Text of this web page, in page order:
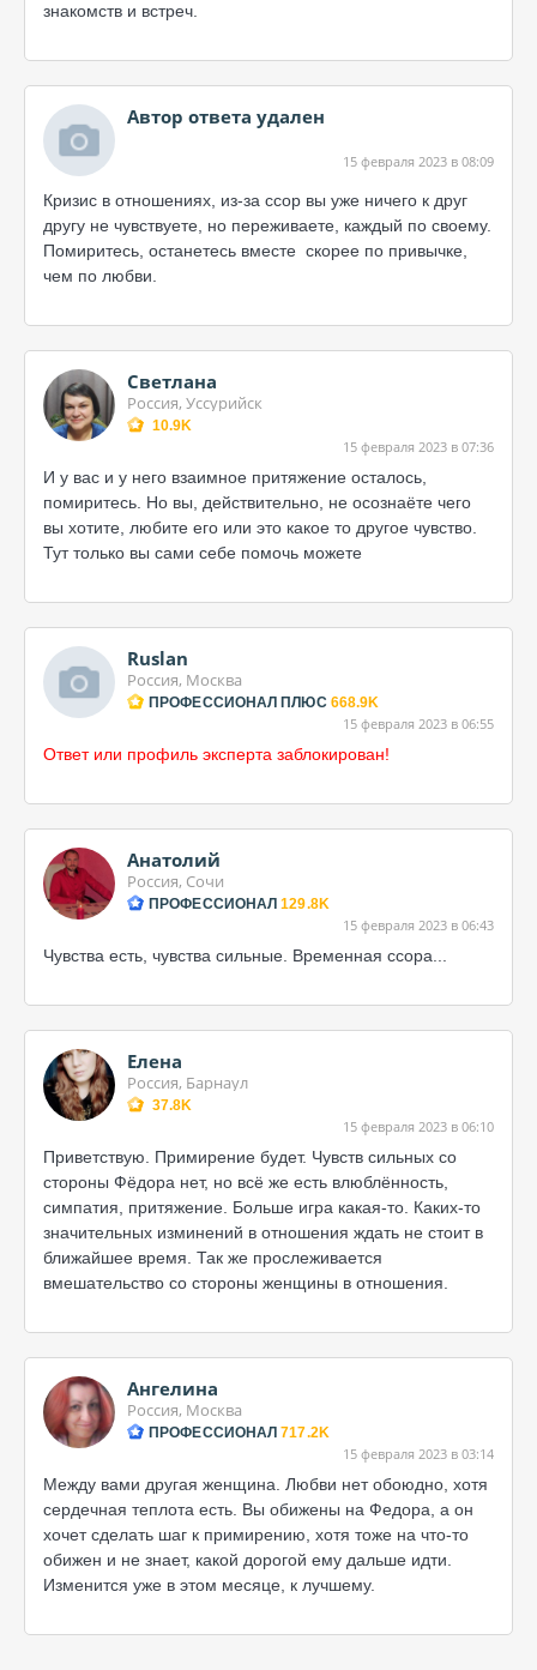
знакомств и встреч.
Автор ответа удален
15 февраля 2023 в 08:09
Кризис в отношениях, из-за ссор вы уже ничего к друг
другу не чувствуете, но переживаете, каждый по своему.
Помиритесь, останетесь вместе скорее по привычке,
чем по любви.
Светлана
Россия, Уссурийск
10.9K
15 февраля 2023 в 07:36
И у вас и у него взаимное притяжение осталось,
помиритесь. Но вы, действительно, не осознаёте чего
вы хотите, любите его или это какое то другое чувство.
Тут только вы сами себе помочь можете
Ruslan
Россия, Москва
ПРОФЕССИОНАЛ ПЛЮС 668.9K
15 февраля 2023 в 06:55
Ответ или профиль эксперта заблокирован!
Анатолий
Россия, Сочи
ПРОФЕССИОНАЛ 129.8K
15 февраля 2023 в 06:43
Чувства есть, чувства сильные. Временная ссора...
Елена
Россия, Барнаул
37.8K
15 февраля 2023 в 06:10
Приветствую. Примирение будет. Чувств сильных со
стороны Фёдора нет, но всё же есть влюблённость,
симпатия, притяжение. Больше игра какая-то. Каких-то
значительных изминений в отношения ждать не стоит в
ближайшее время. Так же прослеживается
вмешательство со стороны женщины в отношения.
Ангелина
Россия, Москва
ПРОФЕССИОНАЛ 717.2K
15 февраля 2023 в 03:14
Между вами другая женщина. Любви нет обоюдно, хотя
сердечная теплота есть. Вы обижены на Федора, а он
хочет сделать шаг к примирению, хотя тоже на что-то
обижен и не знает, какой дорогой ему дальше идти.
Изменится уже в этом месяце, к лучшему.